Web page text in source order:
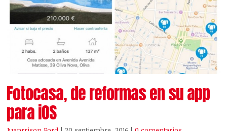
Fotocasa, de reformas en su app
para iOS